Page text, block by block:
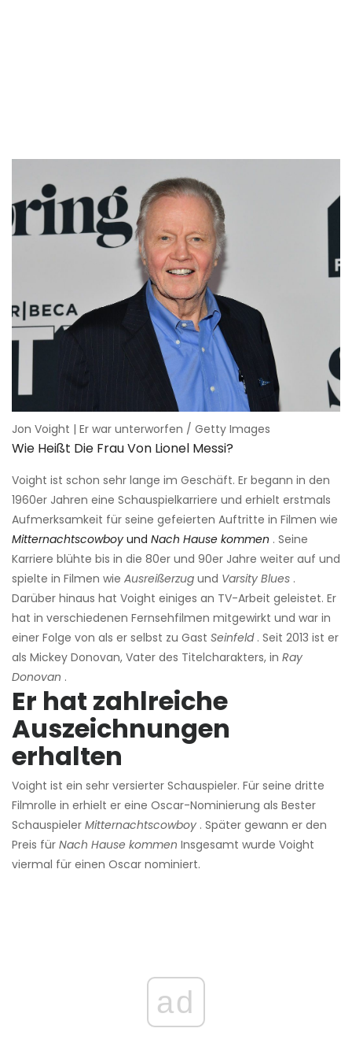
Jon Voight | Er war unterworfen / Getty Images
Wie Heißt Die Frau Von Lionel Messi?
Voight ist schon sehr lange im Geschäft. Er begann in den
1960er Jahren eine Schauspielkarriere und erhielt erstmals
Aufmerksamkeit für seine gefeierten Auftritte in Filmen wie
Mitternachtscowboy und Nach Hause kommen . Seine
Karriere blühte bis in die 80er und 90er Jahre weiter auf und
spielte in Filmen wie Ausreißerzug und Varsity Blues .
Darüber hinaus hat Voight einiges an TV-Arbeit geleistet. Er
hat in verschiedenen Fernsehfilmen mitgewirkt und war in
einer Folge von als er selbst zu Gast Seinfeld . Seit 2013 ist er
als Mickey Donovan, Vater des Titelcharakters, in Ray
Donovan .
Er hat zahlreiche
Auszeichnungen
erhalten
Voight ist ein sehr versierter Schauspieler. Für seine dritte
Filmrolle in erhielt er eine Oscar-Nominierung als Bester
Schauspieler Mitternachtscowboy . Später gewann er den
Preis für Nach Hause kommen Insgesamt wurde Voight
viermal für einen Oscar nominiert.
ad